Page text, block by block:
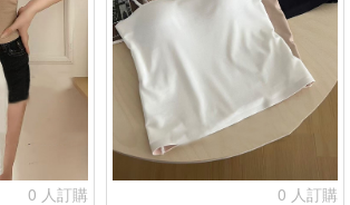
0 人訂購 0 人訂購